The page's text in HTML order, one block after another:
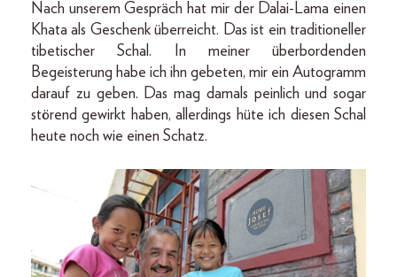
Nach unserem Gespräch hat mir der Dalai-Lama einen
Khata als Geschenk überreicht. Das ist ein traditioneller
tibetischer Schal. In meiner überbordenden
Begeisterung habe ich ihn gebeten, mir ein Autogramm
darauf zu geben. Das mag damals peinlich und sogar
störend gewirkt haben, allerdings hüte ich diesen Schal
heute noch wie einen Schatz.